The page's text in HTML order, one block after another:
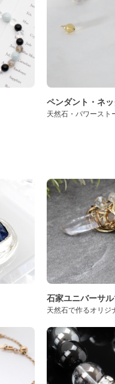
ペンダント・ネ
天然石・パワースト
石家ユニバーサ
天然石で作るオリジ